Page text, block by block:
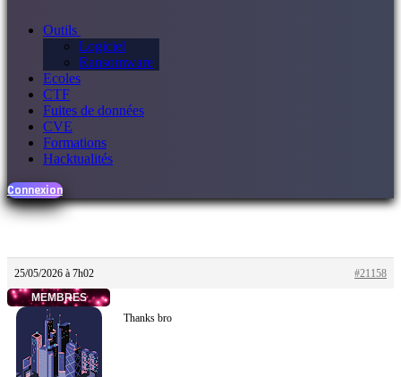
Outils
Logiciel
Ransomware
Ecoles
CTF
Fuites de données
CVE
Formations
Hacktualités
Connexion
25/05/2026 à 7h02
#21158
MEMBRES
Thanks bro